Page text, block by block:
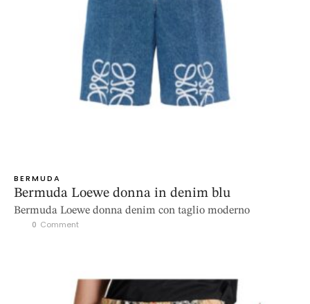
BERMUDA
Bermuda Loewe donna in denim blu
Bermuda Loewe donna denim con taglio moderno
0 Comment